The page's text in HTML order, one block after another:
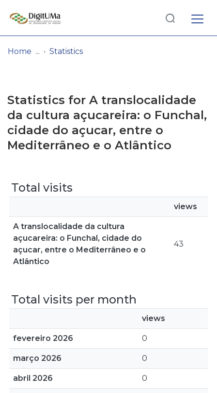
Browse repository
Entities
Log
In(current)
Home Statistics
Statistics for A translocalidade
da cultura açucareira: o Funchal,
cidade do açucar, entre o
Mediterrâneo e o Atlântico
Total visits
views
A translocalidade da cultura
açucareira: o Funchal, cidade do
açucar, entre o Mediterrâneo e o
Atlântico
43
Total visits per month
views
fevereiro 2026 0
março 2026 0
abril 2026 0